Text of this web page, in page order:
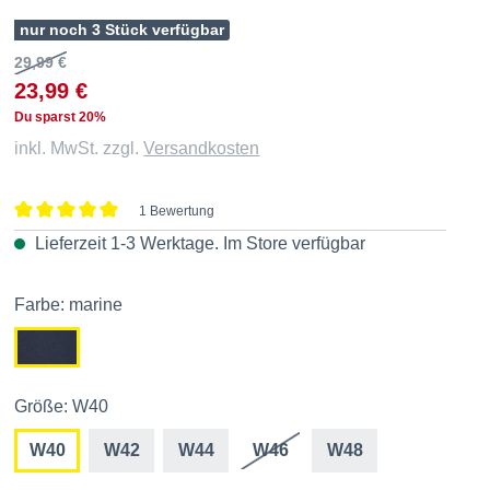
nur noch 3 Stück verfügbar
29,99 €
23,99 €
Du sparst 20%
inkl. MwSt. zzgl.Versandkosten
Durchschnittliche Bewertung von 5 von 5 Sternen
1 Bewertung
Lieferzeit 1-3 Werktage. Im Store verfügbar
Farbe: marine
Größe: W40
W40 W42 W44 W46 W48